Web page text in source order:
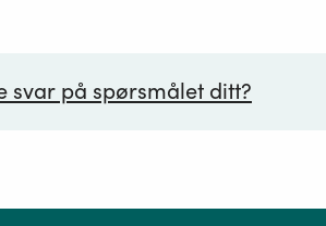
svar på spørsmålet ditt?